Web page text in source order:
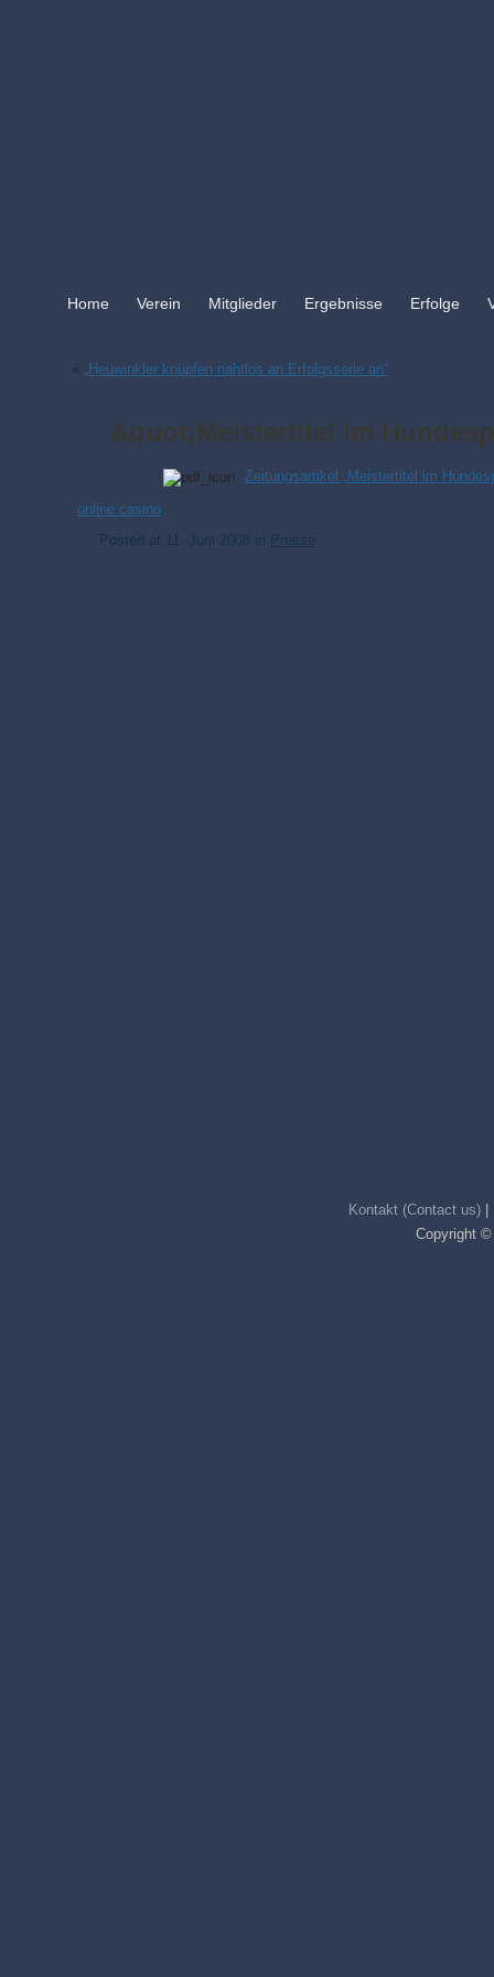
Home Verein Mitglieder Ergebnisse Erfolge
« „Heuwinkler knüpfen nahtlos an Erfolgsserie an“
&quot;Meistertitel im
Zeitungsartikel „Meistertitel im
online casino
Posted at 11. Juni 2008 in Presse
Kontakt (Contact us)|
Copyright ©